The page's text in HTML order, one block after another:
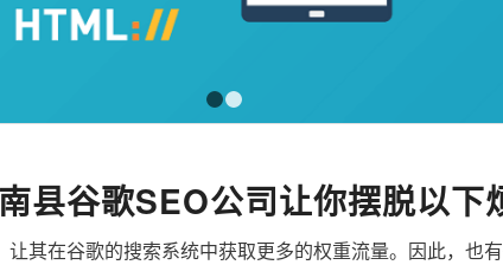
县谷歌SEO公司让你摆脱以下
其在谷歌的搜索系统中获取更多的权重流量。因此，也